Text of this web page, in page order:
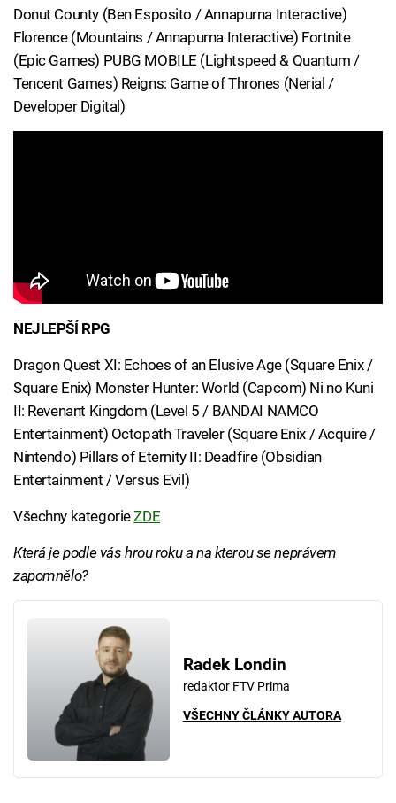
Donut County (Ben Esposito / Annapurna Interactive)
Florence (Mountains / Annapurna Interactive) Fortnite
(Epic Games) PUBG MOBILE (Lightspeed & Quantum /
Tencent Games) Reigns: Game of Thrones (Nerial /
Developer Digital)
NEJLEPŠÍ RPG
Dragon Quest XI: Echoes of an Elusive Age (Square Enix /
Square Enix) Monster Hunter: World (Capcom) Ni no Kuni
II: Revenant Kingdom (Level 5 / BANDAI NAMCO
Entertainment) Octopath Traveler (Square Enix / Acquire /
Nintendo) Pillars of Eternity II: Deadfire (Obsidian
Entertainment / Versus Evil)
Všechny kategorieZDE
Která je podle vás hrou roku a na kterou se neprávem
zapomnělo?
Radek Londin
redaktor FTV Prima
VŠECHNY ČLÁNKY AUTORA